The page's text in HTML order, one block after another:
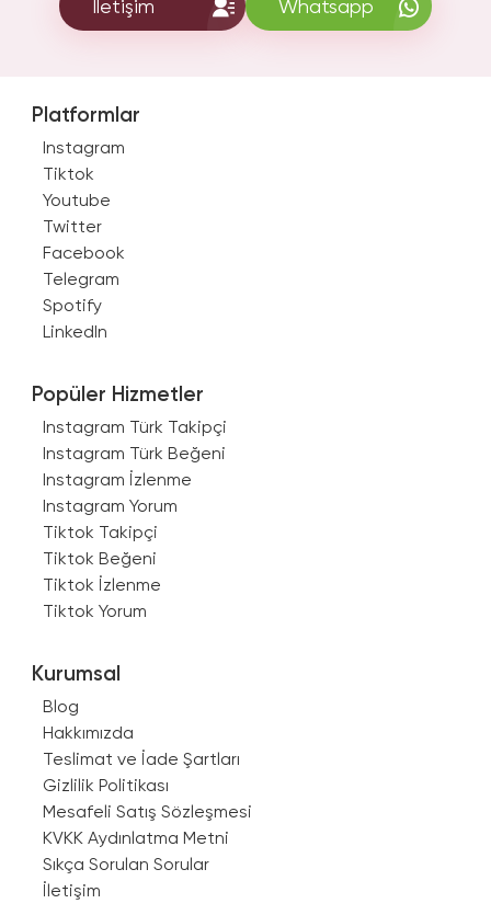
İletişim Whatsapp
Platformlar
Instagram
Tiktok
Youtube
Twitter
Facebook
Telegram
Spotify
LinkedIn
Popüler Hizmetler
Instagram Türk Takipçi
Instagram Türk Beğeni
Instagram İzlenme
Instagram Yorum
Tiktok Takipçi
Tiktok Beğeni
Tiktok İzlenme
Tiktok Yorum
Kurumsal
Blog
Hakkımızda
Teslimat ve İade Şartları
Gizlilik Politikası
Mesafeli Satış Sözleşmesi
KVKK Aydınlatma Metni
Sıkça Sorulan Sorular
İletişim